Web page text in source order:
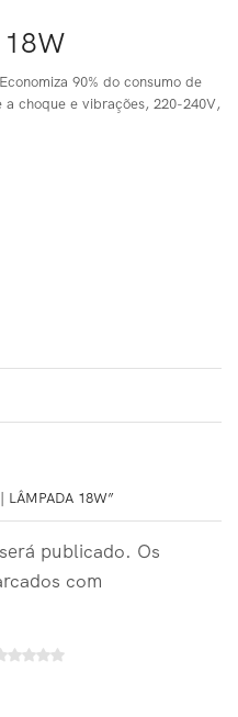
90% do consumo de
a choque e vibrações, 220-240V,
LÂMPADA 18W”
publicado. Os
com